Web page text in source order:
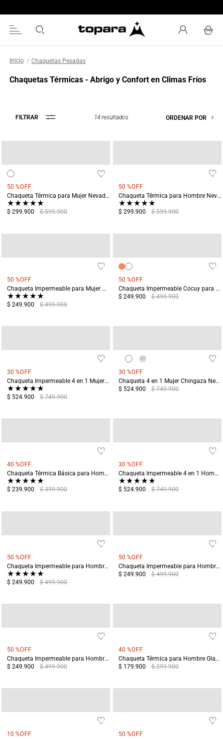
Chaquetas Pesadas
Chaquetas Térmicas - Abrigo y Confort en Climas Fríos
FILTRAR 14resultados ORDENAR POR
50 %OFF
Chaqueta Térmica para Mujer Nevado del Ruíz Verde
★★★★★
$ 299.900 $ 599.900
50 %OFF
Chaqueta Térmica para Hombre Nevado del Ruíz Verde
★★★★★
$ 299.900 $ 599.900
50 %OFF
Chaqueta Impermeable para Mujer Cocuy Naranja
★★★★★
$ 249.900 $ 499.900
50 %OFF
Chaqueta Impermeable Cocuy para Mujer Azul
$ 249.900
$ 499.900
30 %OFF
Chaqueta Impermeable 4 en 1 Mujer Chingaza Negra
★★★★★
$ 524.900 $ 749.900
+1
30 %OFF
Chaqueta 4 en 1 Mujer Chingaza Negro
$ 524.900
$ 749.900
40 %OFF
Chaqueta Térmica Básica para Hombre Uyuni Negro
★★★★★
$ 239.900 $ 399.900
30 %OFF
Chaqueta Impermeable 4 en 1 Hombre Chingaza Verde
★★★★★
$ 524.900 $ 749.900
50 %OFF
Chaqueta Impermeable para Hombre Cocuy Terreo
★★★★★
$ 249.900 $ 499.900
50 %OFF
Chaqueta Impermeable para Hombre Cocuy Azul
$ 249.900
$ 499.900
50 %OFF
Chaqueta Impermeable para Hombre Cocuy Azul
$ 249.900
$ 499.900
40 %OFF
Chaqueta Térmica para Hombre Glaciares Terreo
$ 179.900
$ 299.900
10 %OFF
50 %OFF